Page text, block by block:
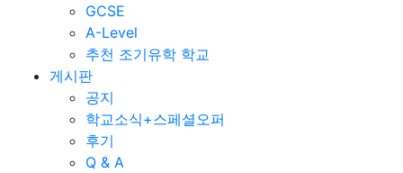
GCSE
A-Level
추천 조기유학 학교
게시판
공지
학교소식+스페셜오퍼
후기
Q & A